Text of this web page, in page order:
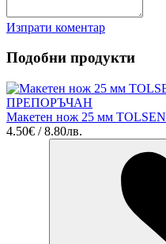
Изпрати коментар
Подобни продукти
ПРЕПОРЪЧАН
Макетен нож 25 мм TOLSEN
4.50€ / 8.80лв.